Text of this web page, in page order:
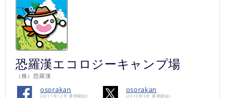
恐羅漢エコロジーキャンプ場
（株）恐羅漢
osorakan
(2011年12月 運用開始)
osorakan
(2010年9月 運用開始)